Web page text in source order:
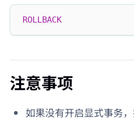
ROLLBACK
注意事项
如果没有开启显式事务